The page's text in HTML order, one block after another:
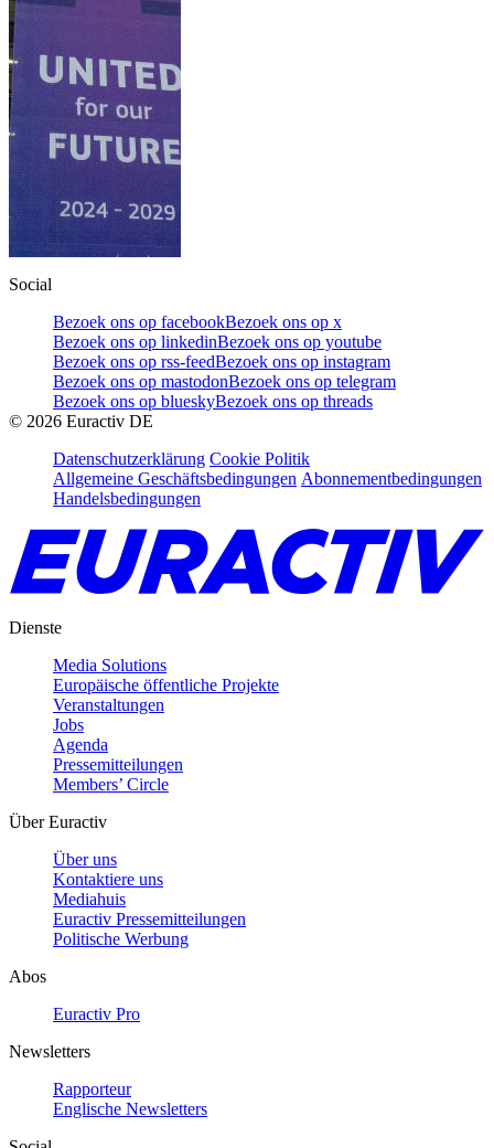
Social
Bezoek ons op facebookBezoek ons op x
Bezoek ons op linkedinBezoek ons op youtube
Bezoek ons op rss-feedBezoek ons op instagram
Bezoek ons op mastodonBezoek ons op telegram
Bezoek ons op blueskyBezoek ons op threads
© 2026 Euractiv DE
Datenschutzerklärung Cookie Politik
Allgemeine Geschäftsbedingungen Abonnementbedingungen
Handelsbedingungen
Dienste
Media Solutions
Europäische öffentliche Projekte
Veranstaltungen
Jobs
Agenda
Pressemitteilungen
Members’ Circle
Über Euractiv
Über uns
Kontaktiere uns
Mediahuis
Euractiv Pressemitteilungen
Politische Werbung
Abos
Euractiv Pro
Newsletters
Rapporteur
Englische Newsletters